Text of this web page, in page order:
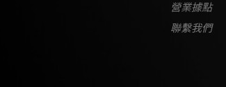
營業據點
聯繫我們